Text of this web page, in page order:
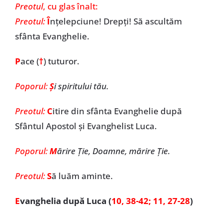
Preotul, cu glas înalt:
Preotul:Înțelepciune! Drepți! Să ascultăm
sfânta Evanghelie.
Pace (†) tuturor.
Poporul:Și spiritului tău.
Preotul: Citire din sfânta Evanghelie după
Sfântul Apostol și Evanghelist Luca.
Poporul:Mărire Ție, Doamne, mărire Ție.
Preotul:Să luăm aminte.
Evanghelia după Luca (10, 38-42; 11, 27-28)